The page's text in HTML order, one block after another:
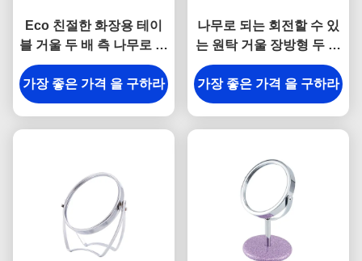
Eco 친절한 화장용 테이
블 거울 두 배 측 나무로 되
는 탁상용 거울 대나무
가장 좋은 가격 을 구하라
나무로 되는 회전할 수 있
는 원탁 거울 장방형 두 배
편들어진 메이크업 거울
가장 좋은 가격 을 구하라